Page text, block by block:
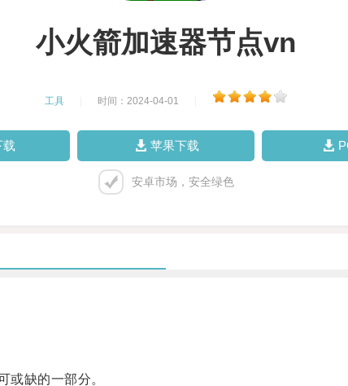
小火箭加速器节点vn
工具 时间：2024-04-01
载 苹果下载
安卓市场，安全绿色
缺的一部分。